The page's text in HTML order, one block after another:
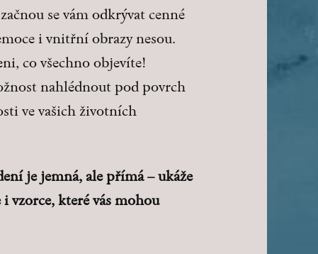
se vám odkrývat cenné
i vnitřní obrazy nesou.
co všechno objevíte!
nahlédnout pod povrch
ve vašich životních
je jemná, ale přímá – ukáže
i vzorce, které vás mohou